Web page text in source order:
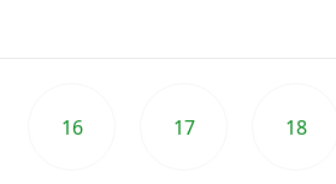
stronystrona
16 17 18